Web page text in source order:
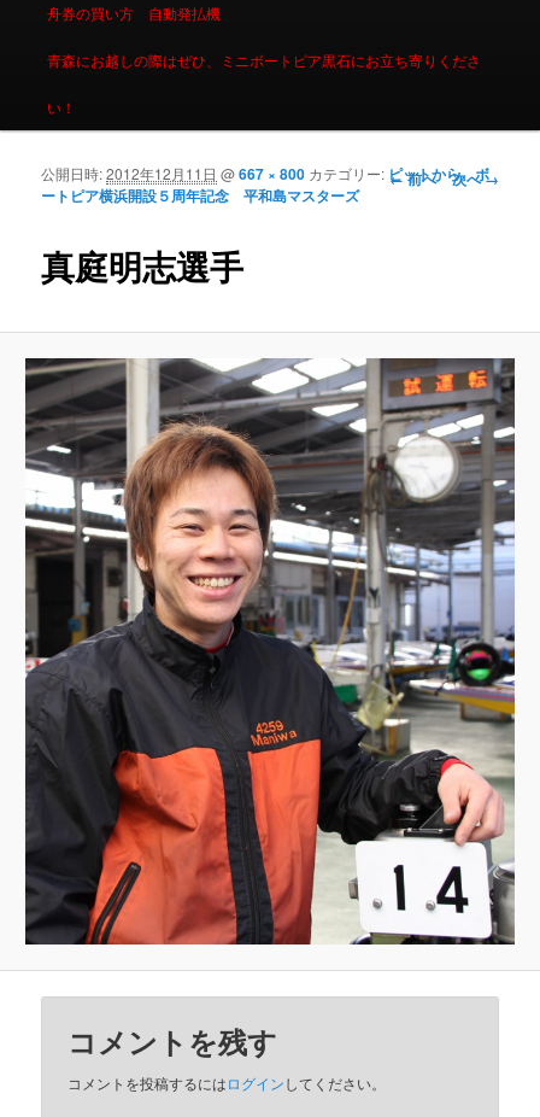
舟券の買い方 自動発払機
青森にお越しの際はぜひ、ミニボートピア黒石にお立ち寄りくださ
い！
画像ナビゲーシ
← 前へ 次へ →
真庭明志選手
公開日時:2012年12月11日 @667 × 800 カテゴリー: ピットから。ボ
ートピア横浜開設５周年記念 平和島マスターズ
コメントを残す
コメントを投稿するにはログインしてください。